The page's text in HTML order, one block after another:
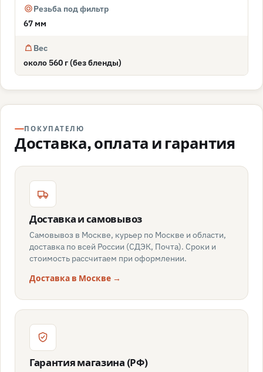
Резьба под фильтр
67 мм
Вес
около 560 г (без бленды)
ПОКУПАТЕЛЮ
Доставка, оплата и гарантия
Доставка и самовывоз
Самовывоз в Москве, курьер по Москве и области,
доставка по всей России (СДЭК, Почта). Сроки и
стоимость рассчитаем при оформлении.
Доставка в Москве →
Гарантия магазина (РФ)